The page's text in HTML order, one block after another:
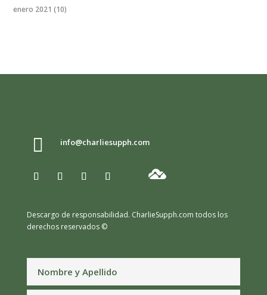
enero 2021 (10)
 info@charliesupph.com
Descargo de responsabilidad. CharlieSupph.com todos los
derechos reservados ©